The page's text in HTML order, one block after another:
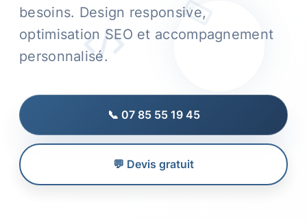
besoins. Design responsive,
optimisation SEO et accompagnement
personnalisé.
📞 07 85 55 19 45
💬 Devis gratuit